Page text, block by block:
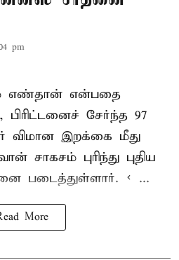
pm
எண்தான் என்பதை
பிரிட்டனைச் சேர்ந்த 97
விமான இறக்கை மீது
சாகசம் புரிந்து புதிய
படைத்துள்ளார். < ...
More